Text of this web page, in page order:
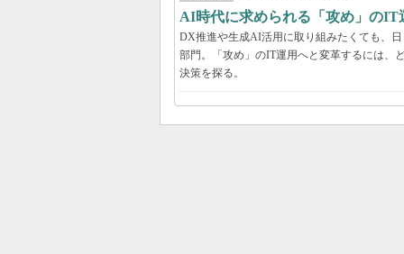
AI時代に求められる「攻め」の
DX推進や生成AI活用に取り組みたくても、
部門。「攻め」のIT運用へと変革するには、
決策を探る。